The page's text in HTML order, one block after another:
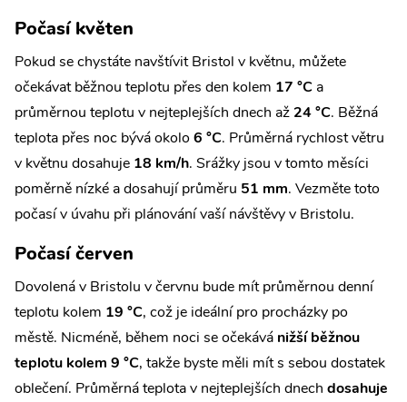
Počasí květen
Pokud se chystáte navštívit Bristol v květnu, můžete
očekávat běžnou teplotu přes den kolem 17 °C a
průměrnou teplotu v nejteplejších dnech až 24 °C. Běžná
teplota přes noc bývá okolo 6 °C. Průměrná rychlost větru
v květnu dosahuje 18 km/h. Srážky jsou v tomto měsíci
poměrně nízké a dosahují průměru 51 mm. Vezměte toto
počasí v úvahu při plánování vaší návštěvy v Bristolu.
Počasí červen
Dovolená v Bristolu v červnu bude mít průměrnou denní
teplotu kolem 19 °C, což je ideální pro procházky po
městě. Nicméně, během noci se očekává nižší běžnou
teplotu kolem 9 °C, takže byste měli mít s sebou dostatek
oblečení. Průměrná teplota v nejteplejších dnech dosahuje